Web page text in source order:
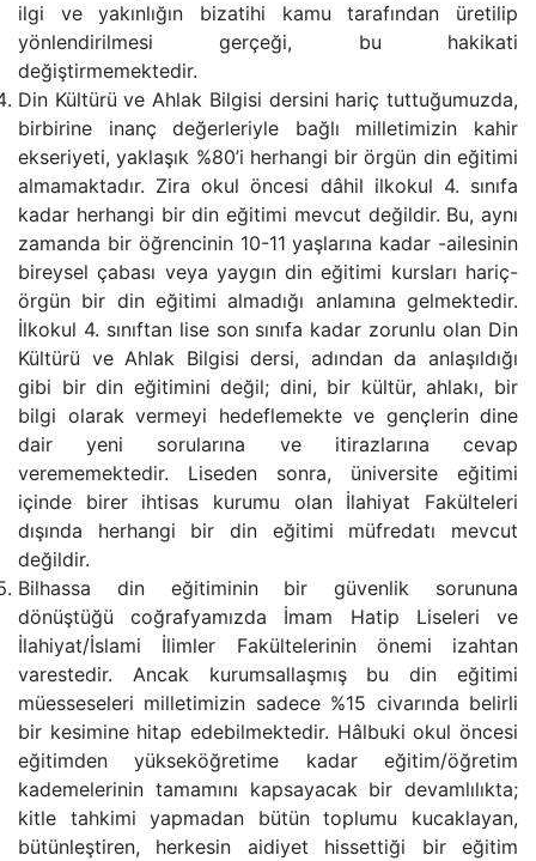
ilgi ve yakınlığın bizatihi kamu tarafından üretilip
yönlendirilmesi gerçeği, bu hakikati
değiştirmemektedir.
Din Kültürü ve Ahlak Bilgisi dersini hariç tuttuğumuzda,
birbirine inanç değerleriyle bağlı milletimizin kahir
ekseriyeti, yaklaşık %80’i herhangi bir örgün din eğitimi
almamaktadır. Zira okul öncesi dâhil ilkokul 4. sınıfa
kadar herhangi bir din eğitimi mevcut değildir. Bu, aynı
zamanda bir öğrencinin 10-11 yaşlarına kadar -ailesinin
bireysel çabası veya yaygın din eğitimi kursları hariç-
örgün bir din eğitimi almadığı anlamına gelmektedir.
İlkokul 4. sınıftan lise son sınıfa kadar zorunlu olan Din
Kültürü ve Ahlak Bilgisi dersi, adından da anlaşıldığı
gibi bir din eğitimini değil; dini, bir kültür, ahlakı, bir
bilgi olarak vermeyi hedeflemekte ve gençlerin dine
dair yeni sorularına ve itirazlarına cevap
verememektedir. Liseden sonra, üniversite eğitimi
içinde birer ihtisas kurumu olan İlahiyat Fakülteleri
dışında herhangi bir din eğitimi müfredatı mevcut
değildir.
Bilhassa din eğitiminin bir güvenlik sorununa
dönüştüğü coğrafyamızda İmam Hatip Liseleri ve
İlahiyat/İslami İlimler Fakültelerinin önemi izahtan
varestedir. Ancak kurumsallaşmış bu din eğitimi
müesseseleri milletimizin sadece %15 civarında belirli
bir kesimine hitap edebilmektedir. Hâlbuki okul öncesi
eğitimden yükseköğretime kadar eğitim/öğretim
kademelerinin tamamını kapsayacak bir devamlılıkta;
kitle tahkimi yapmadan bütün toplumu kucaklayan,
bütünleştiren, herkesin aidiyet hissettiği bir eğitim